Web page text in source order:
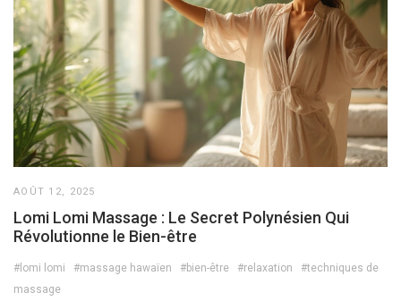
AOÛT 12, 2025
Lomi Lomi Massage : Le Secret Polynésien Qui
Révolutionne le Bien-être
#lomi lomi #massage hawaïen #bien-être #relaxation
#techniques de
massage